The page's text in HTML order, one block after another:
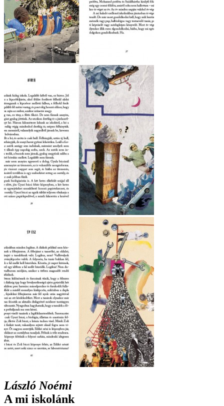
László Noémi
A mi iskolánk